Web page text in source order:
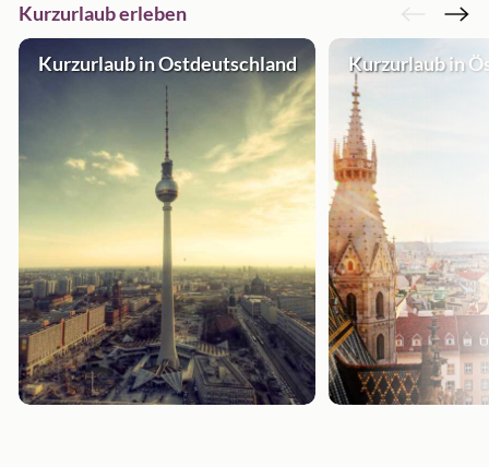
Kurzurlaub erleben
Kurzurlaub in Ostdeutschland Kurzurlaub in